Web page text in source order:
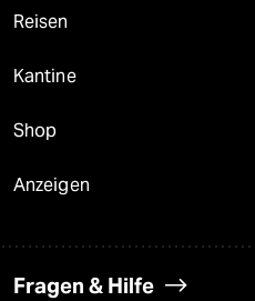
Reisen
Kantine
Shop
Anzeigen
Fragen & Hilfe